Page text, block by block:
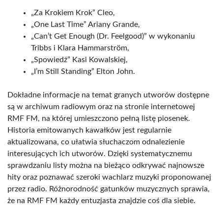
„Za Krokiem Krok” Cleo,
„One Last Time” Ariany Grande,
„Can’t Get Enough (Dr. Feelgood)” w wykonaniu
Tribbs i Klara Hammarström,
„Spowiedź” Kasi Kowalskiej,
„I’m Still Standing” Elton John.
Dokładne informacje na temat granych utworów dostępne
są w archiwum radiowym oraz na stronie internetowej
RMF FM, na której umieszczono pełną listę piosenek.
Historia emitowanych kawałków jest regularnie
aktualizowana, co ułatwia słuchaczom odnalezienie
interesujących ich utworów. Dzięki systematycznemu
sprawdzaniu listy można na bieżąco odkrywać najnowsze
hity oraz poznawać szeroki wachlarz muzyki proponowanej
przez radio. Różnorodność gatunków muzycznych sprawia,
że na RMF FM każdy entuzjasta znajdzie coś dla siebie.